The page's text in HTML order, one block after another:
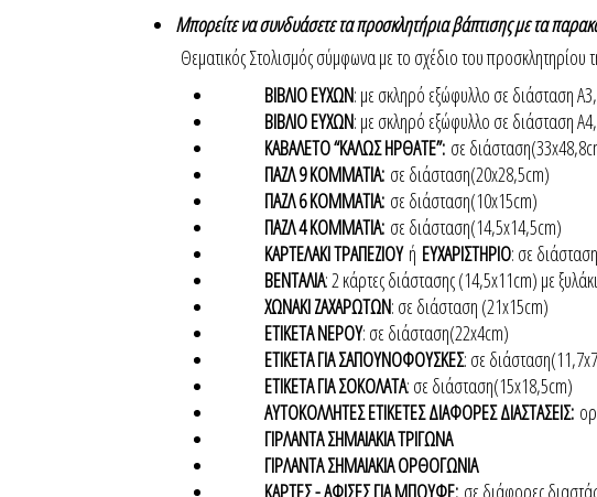
Μπορείτε να συνδυάσετε τα προσκλητήρια βάπτισης με τα
Θεματικός Στολισμός σύμφωνα με το σχέδιο του προσκλητηρίου
ΒΙΒΛΙΟ ΕΥΧΩΝ: με σκληρό εξώφυλλο σε διάσταση
ΒΙΒΛΙΟ ΕΥΧΩΝ: με σκληρό εξώφυλλο σε διάσταση
ΚΑΒΑΛΕΤΟ “ΚΑΛΩΣ ΗΡΘΑΤΕ”: σε
ΠΑΖΛ 9 ΚΟΜΜΑΤΙΑ: σε διάσταση(20x28,5cm)
ΠΑΖΛ 6 ΚΟΜΜΑΤΙΑ: σε διάσταση(10x15cm)
ΠΑΖΛ 4 ΚΟΜΜΑΤΙΑ: σε διάσταση(14,5x14,5cm)
ΚΑΡΤΕΛΑΚΙ ΤΡΑΠΕΖΙΟΥ ή ΕΥΧΑΡΙΣΤΗΡΙΟ: σε
ΒΕΝΤΑΛΙΑ: 2 κάρτες διάστασης (14,5x11cm) με
ΧΩΝΑΚΙ ΖΑΧΑΡΩΤΩΝ: σε διάσταση (21x15cm)
ΕΤΙΚΕΤΑ ΝΕΡΟΥ: σε διάσταση(22x4cm)
ΕΤΙΚΕΤΑ ΓΙΑ ΣΑΠΟΥΝΟΦΟΥΣΚΕΣ: σε
ΕΤΙΚΕΤΑ ΓΙΑ ΣΟΚΟΛΑΤΑ: σε διάσταση(15x18,5cm)
ΑΥΤΟΚΟΛΛΗΤΕΣ ΕΤΙΚΕΤΕΣ ΔΙΑΦΟΡΕΣ ΔΙΑΣΤΑΣΕΙΣ:
ΓΙΡΛΑΝΤΑ ΣΗΜΑΙΑΚΙΑ ΤΡΙΓΩΝΑ
ΓΙΡΛΑΝΤΑ ΣΗΜΑΙΑΚΙΑ ΟΡΘΟΓΩΝΙΑ
ΚΑΡΤΕΣ - ΑΦΙΣΕΣ ΓΙΑ ΜΠΟΥΦΕ: σε διάφορες